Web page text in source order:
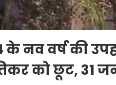
के नव वर्ष की
को छूट, 31